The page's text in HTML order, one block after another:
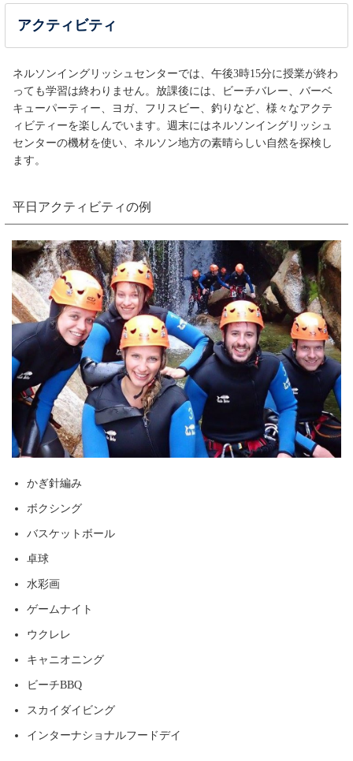
アクティビティ
ネルソンイングリッシュセンターでは、午後3時15分に授業が終わ
っても学習は終わりません。放課後には、ビーチバレー、バーベ
キューパーティー、ヨガ、フリスビー、釣りなど、様々なアクテ
ィビティーを楽しんでいます。週末にはネルソンイングリッシュ
センターの機材を使い、ネルソン地方の素晴らしい自然を探検し
ます。
平日アクティビティの例
かぎ針編み
ボクシング
バスケットボール
卓球
水彩画
ゲームナイト
ウクレレ
キャニオニング
ビーチBBQ
スカイダイビング
インターナショナルフードデイ